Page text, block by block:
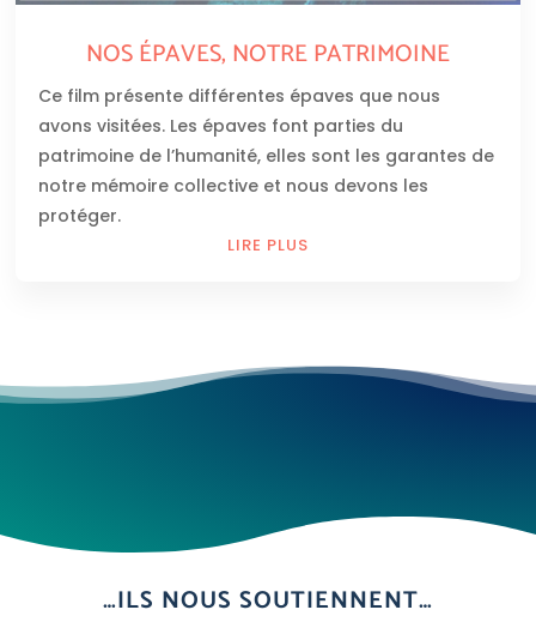
NOS ÉPAVES, NOTRE PATRIMOINE
Ce film présente différentes épaves que nous
avons visitées. Les épaves font parties du
patrimoine de l’humanité, elles sont les garantes de
notre mémoire collective et nous devons les
protéger.
LIRE PLUS
…ILS NOUS SOUTIENNENT…